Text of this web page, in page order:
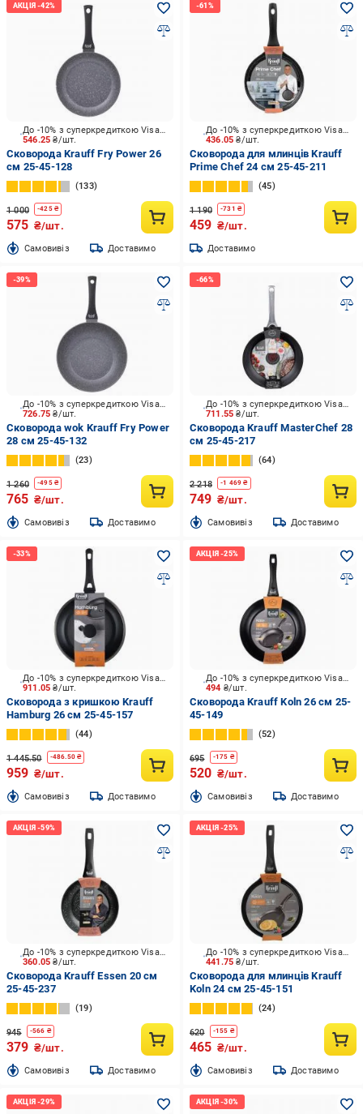
546.25₴/шт.
До -10% з суперкредиткою Visa Вигода
Сковорода Krauff Fry Power 26
см 25-45-128
133
1 000 -425₴
575 ₴/шт.
Cамовивіз Доставимо
436.05₴/шт.
До -10% з суперкредиткою Visa Вигода
Сковорода для млинців Krauff
Prime Chef 24 см 25-45-211
45
1 190 -731 ₴
459 ₴/шт.
Доставимо
726.75₴/шт.
До -10% з суперкредиткою Visa Вигода
Сковорода wok Krauff Fry Power
28 см 25-45-132
23
1 260 -495₴
765 ₴/шт.
Cамовивіз Доставимо
711.55₴/шт.
До -10% з суперкредиткою Visa Вигода
Сковорода Krauff MasterChef 28
см 25-45-217
64
2 218 -1 469 ₴
749 ₴/шт.
Cамовивіз Доставимо
911.05₴/шт.
До -10% з суперкредиткою Visa Вигода
Сковорода з кришкою Krauff
Hamburg 26 см 25-45-157
44
1 445.50 -486.50 ₴
959 ₴/шт.
Cамовивіз Доставимо
494 ₴/шт.
До -10% з суперкредиткою Visa Вигода
Сковорода Krauff Koln 26 см 25-
45-149
52
695 -175 ₴
520 ₴/шт.
Cамовивіз Доставимо
360.05₴/шт.
До -10% з суперкредиткою Visa Вигода
Сковорода Krauff Essen 20 см
25-45-237
19
945 -566 ₴
379 ₴/шт.
Cамовивіз Доставимо
441.75₴/шт.
До -10% з суперкредиткою Visa Вигода
Сковорода для млинців Krauff
Koln 24 см 25-45-151
24
620 -155 ₴
465 ₴/шт.
Cамовивіз Доставимо